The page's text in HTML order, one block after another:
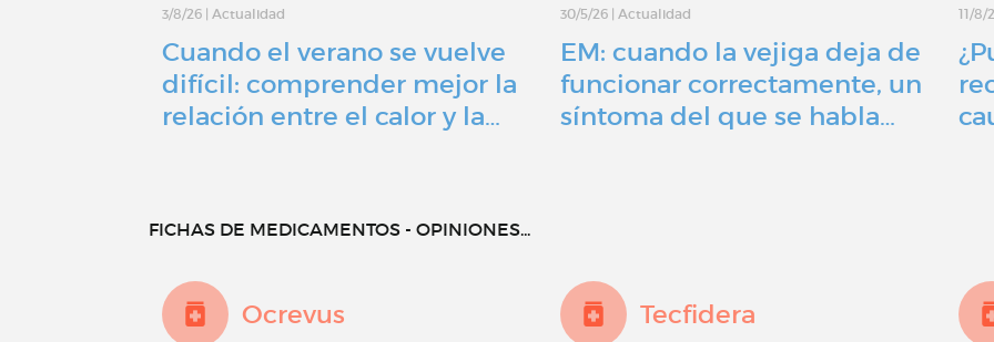
3/8/26 |Actualidad
Cuando el verano se vuelve
difícil: comprender mejor la
relación entre el calor y la…
30/5/26 |Actualidad
EM: cuando la vejiga deja de
funcionar correctamente, un
síntoma del que se habla…
11/8/
FICHAS DE MEDICAMENTOS - OPINIONES...
Ocrevus Tecfidera